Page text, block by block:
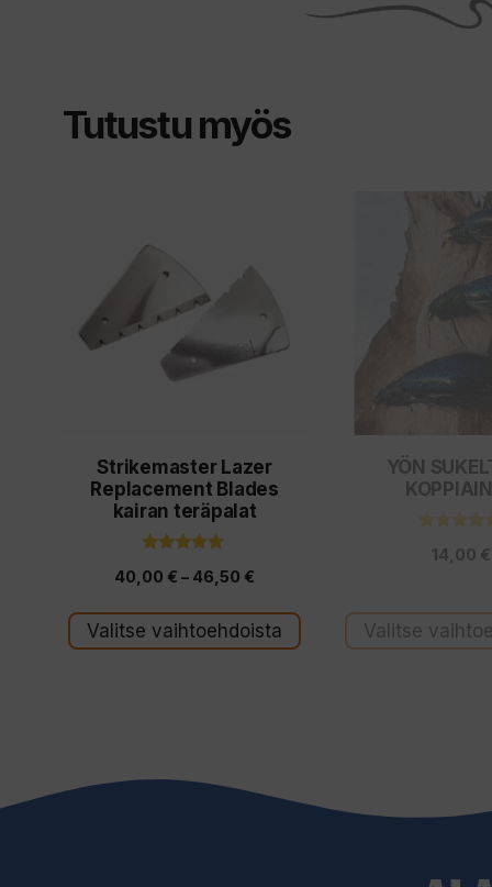
Tutustu myös
Strikemaster Lazer
Replacement Blades
kairan teräpalat
5:stä
40,00 € – 46,50 €
40,00 €
-
Valitse vaihtoehdoista
useampi
muunnelma.
tuotteen
sivulla.
YÖN
5:stä
14,00 €
Valitse
muunnelma.
tehdä
valinnat
tuotteen